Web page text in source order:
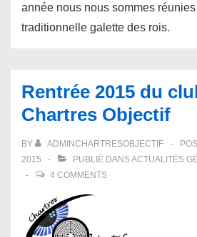
année nous nous sommes
traditionnelle galette des rois.
Rentrée 2015 du
Chartres Objectif
BY ADMINCHARTRESOBJECTIF
2015
PUBLIÉ DANSACTUALITÉS
4 COMMENTS